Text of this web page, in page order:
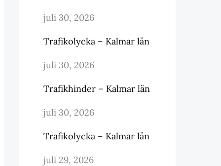
juli 30, 2026
Trafikolycka – Kalmar län
juli 30, 2026
Trafikhinder – Kalmar län
juli 30, 2026
Trafikolycka – Kalmar län
juli 29, 2026